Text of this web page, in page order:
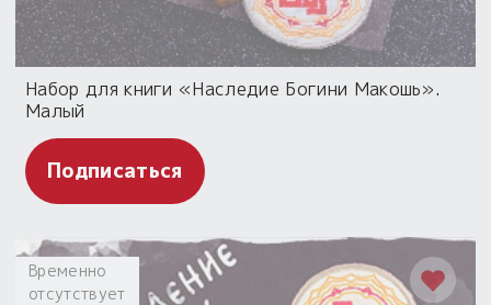
Набор для книги «Наследие Богини Макошь».
Малый
Подписаться
Временно
отсутствует